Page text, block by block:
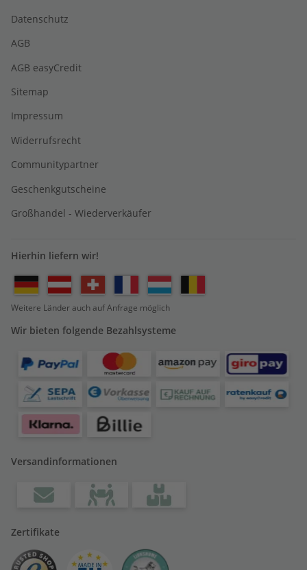
Datenschutz
AGB
AGB easyCredit
Sitemap
Impressum
Widerrufsrecht
Communitypartner
Geschenkgutscheine
Großhandel - Wiederverkäufer
Hierhin liefern wir!
Weitere Länder auch auf Anfrage möglich
Wir bieten folgende Bezahlsysteme
Versandinformationen
Zertifikate